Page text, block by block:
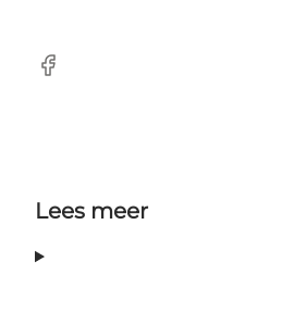
Facebook
Lees meer